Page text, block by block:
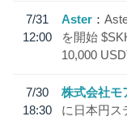
7/31
12:00
Aster
を開始
10,000
7/30
18:30
株式会社モ
に日本円ス